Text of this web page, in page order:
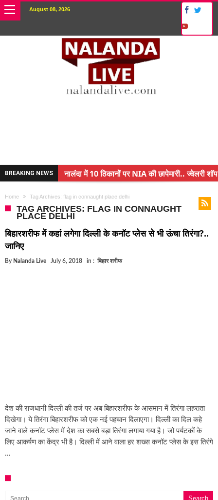
August 08, 2026
BREAKING NEWS
नालंदा में 10 ठिकानों पर NIA की छापेमारी.. ज्वेलरी शॉप
अंचल पदाधिकारी (CO) बर्खास्त.. फर्जीवाड़ा कर पाई थी
बिहार में एक और सिक्स लेन की मंजूरी.. जानिए किन-किन
क्रिकेटर ईशान किशन की शादी फिक्स, गर्लफ्रेंड से होगी
Home Tag Archives: flag in connaught place delhi
TAG ARCHIVES: FLAG IN CONNAUGHT
PLACE DELHI
बिहारशरीफ में कहां लगेगा दिल्ली के कनॉट प्लेस से भी ऊंचा तिरंगा?..
जानिए
By Nalanda Live July 6, 2018 in : बिहार शरीफ
देश की राजधानी दिल्ली की तर्ज पर अब बिहारशरीफ के आसमान में तिरंगा लहराता
दिखेगा। ये तिरंगा बिहारशरीफ को एक नई पहचान दिलाएगा। दिल्ली का दिल कहे
जाने वाले कनॉट प्लेस में देश का सबसे बड़ा तिरंगा लगाया गया है। जो पर्यटकों के
लिए आकर्षण का केंद्र भी है। दिल्ली में आने वाला हर शख्स कनॉट प्लेस के इस तिरंगे
…
Search for: